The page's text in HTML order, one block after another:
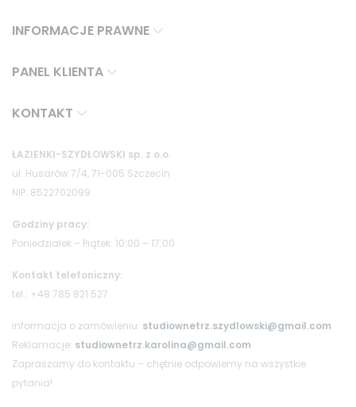
INFORMACJE PRAWNE
PANEL KLIENTA
KONTAKT
ŁAZIENKI-SZYDŁOWSKI sp. z o.o.
ul. Husarów 7/4, 71-005 Szczecin
NIP: 8522702099
Godziny pracy:
Poniedziałek – Piątek: 10:00 – 17:00
Kontakt telefoniczny:
tel.: +48 785 821 527
informacja o zamówieniu: studiownetrz.szydlowski@gmail.com
Reklamacje: studiownetrz.karolina@gmail.com
Zapraszamy do kontaktu – chętnie odpowiemy na wszystkie
pytania!